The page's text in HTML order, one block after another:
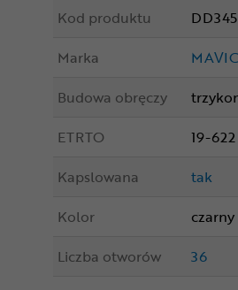
Kod produktu
Marka
MAVIC
Budowa obręczy
ETRTO
19-622
Kapslowana
tak
Kolor
czarny
Liczba otworów
36